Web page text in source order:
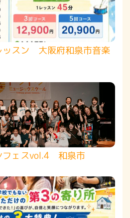
ッスン 大阪府和泉市音楽
フェスvol.4 和泉市